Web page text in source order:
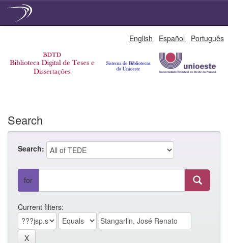
English Español Português
Search
Search:
for
Current filters: